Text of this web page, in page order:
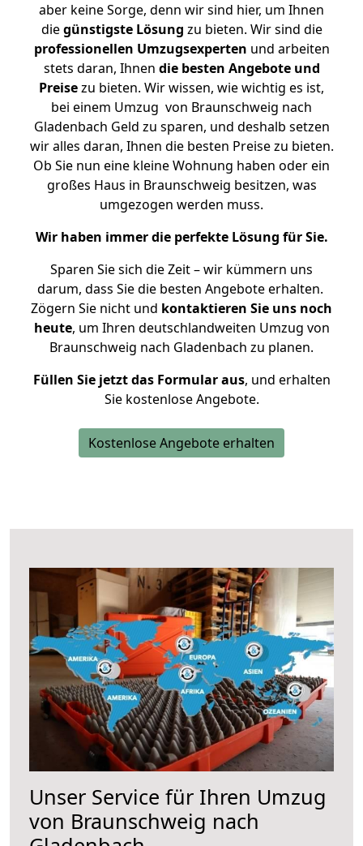
aber keine Sorge, denn wir sind hier, um Ihnen
diegünstigste Lösung zu bieten. Wir sind die
professionellen Umzugsexperten und arbeiten
stets daran, Ihnen die besten Angebote und
Preisezu bieten. Wir wissen, wie wichtig es ist,
bei einem Umzug von Braunschweig nach
Gladenbach Geld zu sparen, und deshalb setzen
wir alles daran, Ihnen die besten Preise zu bieten.
Ob Sie nun eine kleine Wohnung haben oder ein
großes Haus in Braunschweig besitzen, was
umgezogen werden muss.
Wir haben immer die perfekte Lösung für Sie.
Sparen Sie sich die Zeit – wir kümmern uns
darum, dass Sie die besten Angebote erhalten.
Zögern Sie nicht und kontaktieren Sie uns noch
heute, um Ihren deutschlandweiten Umzug von
Braunschweig nach Gladenbach zu planen.
Füllen Sie jetzt das Formular aus, und erhalten
Sie kostenlose Angebote.
Kostenlose Angebote erhalten
Unser Service für Ihren Umzug
von Braunschweig nach